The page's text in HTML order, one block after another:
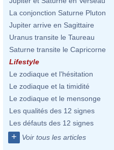
La conjonction Saturne Pluton
Jupiter arrive en Sagittaire
Uranus transite le Taureau
Saturne transite le Capricorne
Lifestyle
Le zodiaque et l'hésitation
Le zodiaque et la timidité
Le zodiaque et le mensonge
Les qualités des 12 signes
Les défauts des 12 signes
+ Voir tous les articles